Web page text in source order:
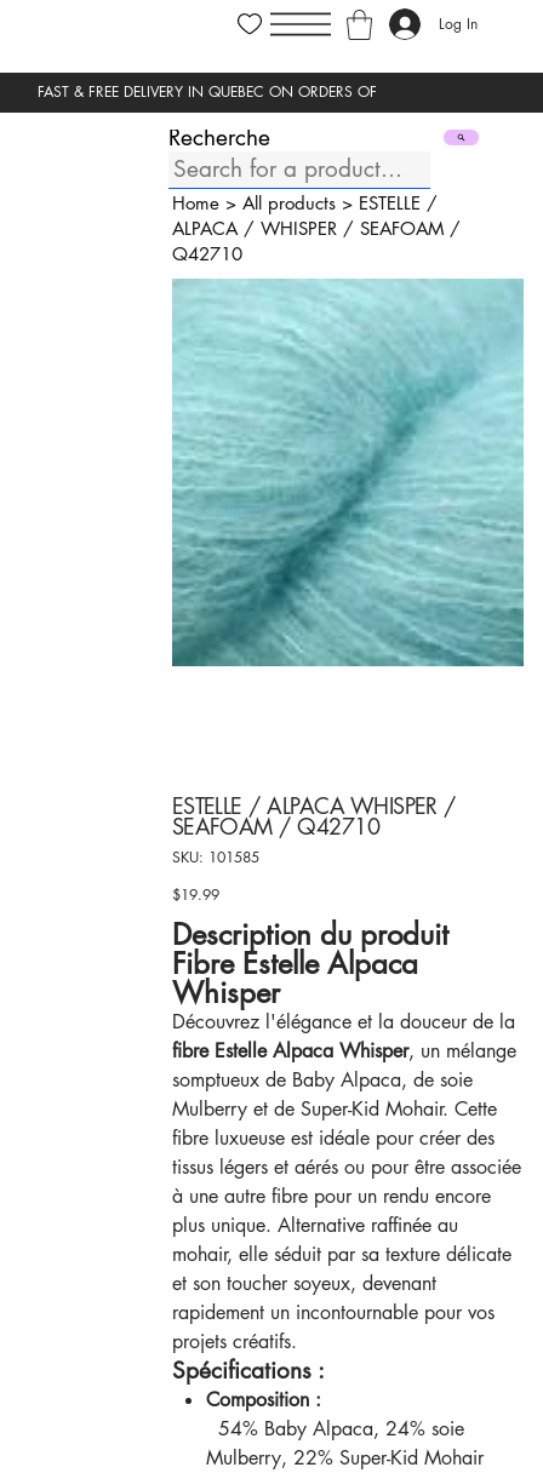
Log In
Recherche
Home> All products> ESTELLE /
ALPACA / WHISPER / SEAFOAM /
Q42710
ESTELLE / ALPACA WHISPER /
SEAFOAM / Q42710
SKU:
SKU
101585
101585
Price
$19.99
Description du produit
Fibre Estelle Alpaca
Whisper
Découvrez l'élégance et la douceur de la
fibre Estelle Alpaca Whisper, un mélange
somptueux de Baby Alpaca, de soie
Mulberry et de Super-Kid Mohair. Cette
fibre luxueuse est idéale pour créer des
tissus légers et aérés ou pour être associée
à une autre fibre pour un rendu encore
plus unique. Alternative raffinée au
mohair, elle séduit par sa texture délicate
et son toucher soyeux, devenant
rapidement un incontournable pour vos
projets créatifs.
Spécifications :
Composition :
54% Baby Alpaca, 24% soie
Mulberry, 22% Super-Kid Mohair